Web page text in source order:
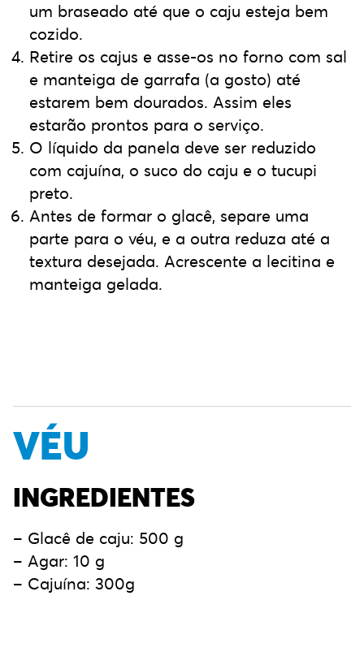
um braseado até que o caju esteja bem
cozido.
Retire os cajus e asse-os no forno com sal
e manteiga de garrafa (a gosto) até
estarem bem dourados. Assim eles
estarão prontos para o serviço.
O líquido da panela deve ser reduzido
com cajuína, o suco do caju e o tucupi
preto.
Antes de formar o glacê, separe uma
parte para o véu, e a outra reduza até a
textura desejada. Acrescente a lecitina e
manteiga gelada.
VÉU
INGREDIENTES
– Glacê de caju: 500 g
– Agar: 10 g
– Cajuína: 300g